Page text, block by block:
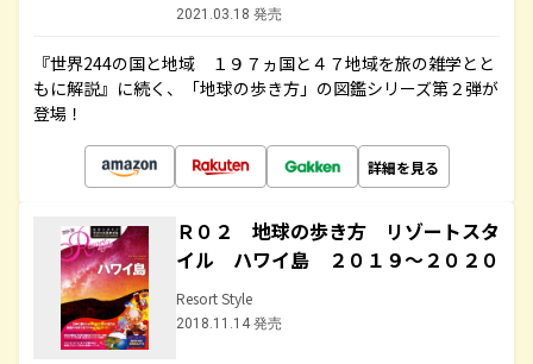
2021.03.18 発売
『世界244の国と地域 １９７ヵ国と４７地域を旅の雑学とと
もに解説』に続く、「地球の歩き方」の図鑑シリーズ第２弾が
登場！
詳細を見る
Ｒ０２ 地球の歩き方 リゾートスタ
イル ハワイ島 ２０１９～２０２０
Resort Style
2018.11.14 発売